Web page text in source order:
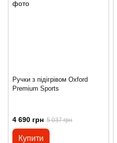
Ручки з підігрівом Oxford
Premium Sports
4 690 грн 5 037 грн
Купити